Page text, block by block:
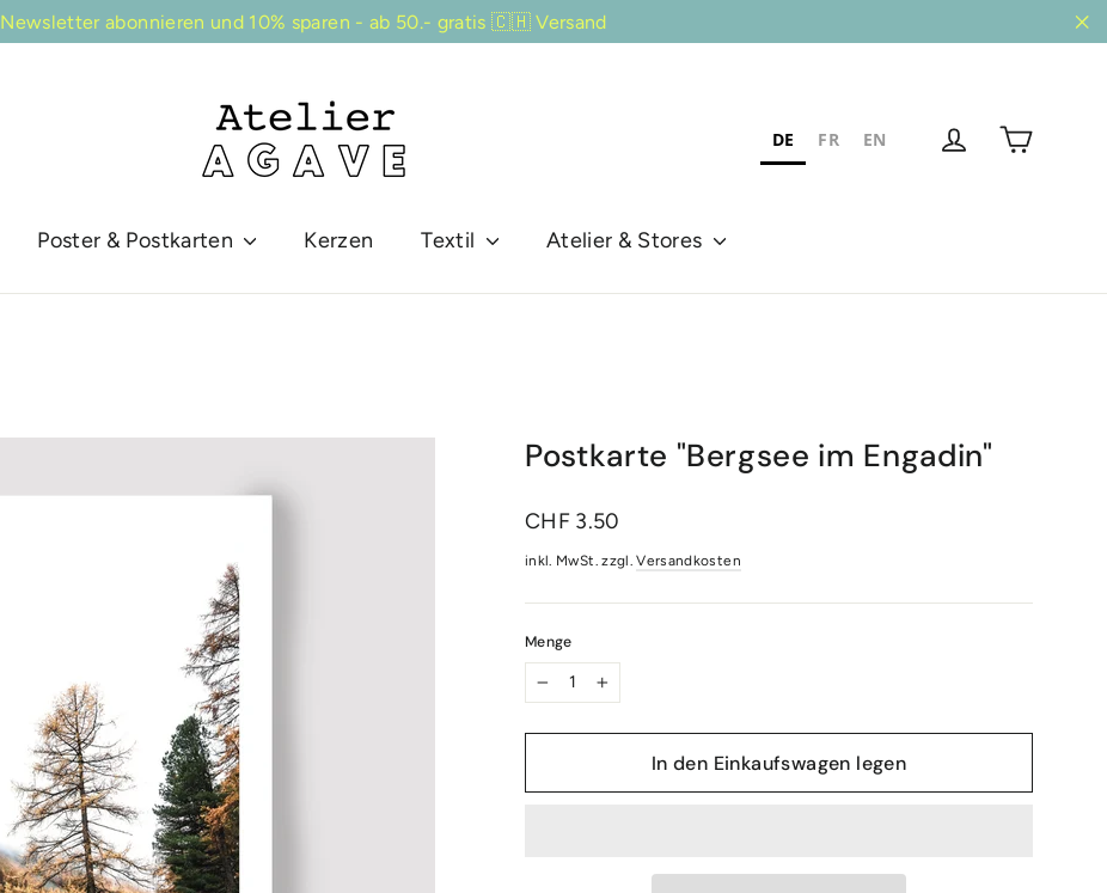
Newsletter abonnieren und 10% sparen - ab 50.- gratis 🇨🇭 Versand
DE FR EN Einloggen
Poster & Postkarten Kerzen Textil Atelier & Stores
Postkarte "Bergsee im Engadin"
Normaler
CHF 3.50
inkl. MwSt. zzgl.Versandkosten
Menge
+
In den Einkaufswagen legen